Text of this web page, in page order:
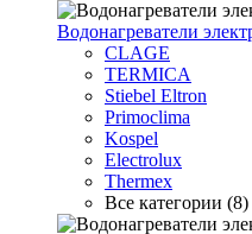
Водонагреватeли
CLAGE
TERMICA
Stiebel Eltron
Primoclima
Kospel
Electrolux
Thermex
Все категории (8)